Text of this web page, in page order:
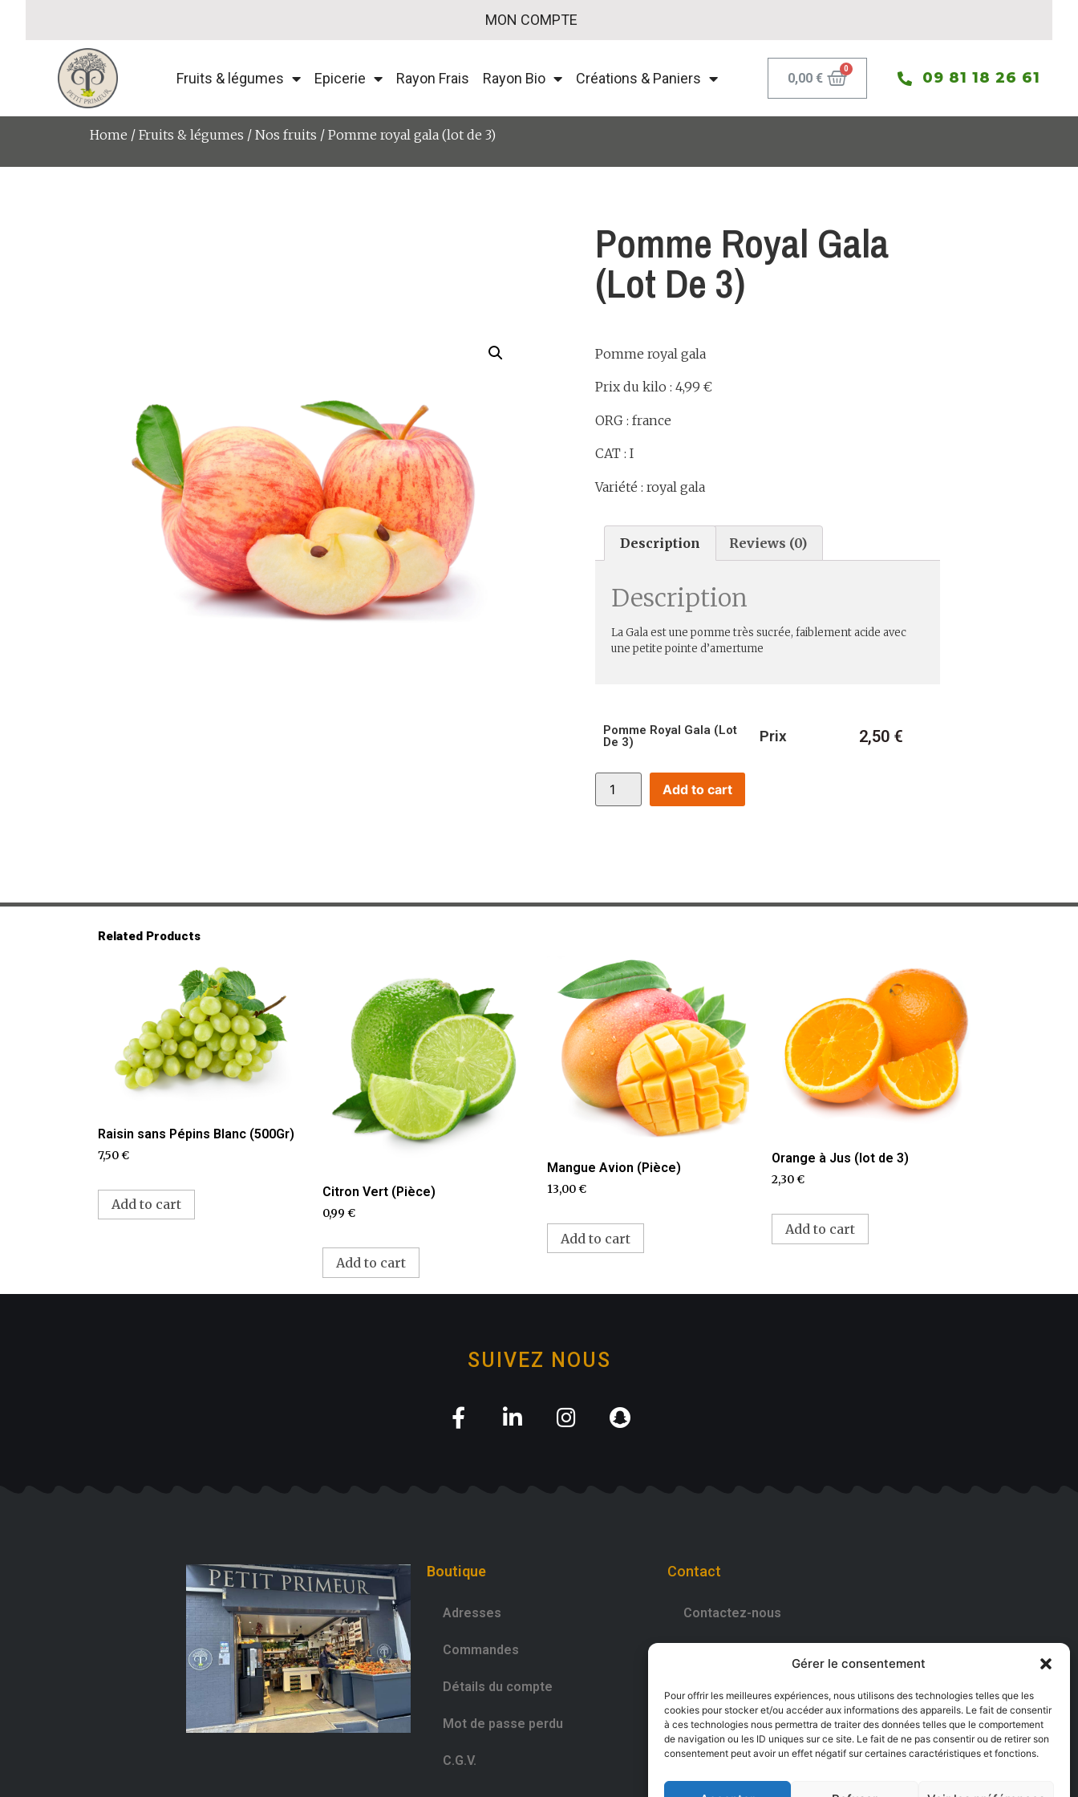
Gérer le consentement
Pour offrir les meilleures expériences, nous utilisons des technologies telles que les
cookies pour stocker et/ou accéder aux informations des appareils. Le fait de consentir
à ces technologies nous permettra de traiter des données telles que le comportement
de navigation ou les ID uniques sur ce site. Le fait de ne pas consentir ou de retirer son
consentement peut avoir un effet négatif sur certaines caractéristiques et fonctions.
MON COMPTE
Fruits & légumes Epicerie Rayon Frais Rayon Bio Créations & Paniers 0,00€ 09 81 18 26 61
Home / Fruits & légumes / Nos fruits / Pomme royal gala (lot de 3)
Pomme Royal Gala
(lot De 3)
Pomme royal gala
Prix du kilo : 4,99 €
ORG : france
CAT : I
Variété : royal gala
Description Reviews (0)
Description
La Gala est une pomme très sucrée, faiblement acide avec
une petite pointe d’amertume
Pomme Royal Gala (lot
De 3)
Prix 2,50 €
Add to cart
Related Products
Raisin sans Pépins Blanc (500Gr)
7,50€
Add to cart
Citron Vert (Pièce)
0,99 €
Add to cart
Mangue Avion (Pièce)
13,00€
Add to cart
Orange à Jus (lot de 3)
2,30€
Add to cart
SUIVEZ NOUS
Boutique
Adresses
Commandes
Détails du compte
Mot de passe perdu
C.G.V.
Contact
Contactez-nous